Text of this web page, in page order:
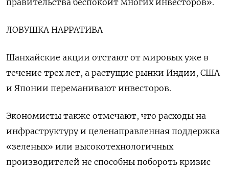
правительства беспокоит многих инвесторов».
ЛОВУШКА НАРРАТИВА
Шанхайские акции отстают от мировых уже в
течение трех лет, а растущие рынки Индии, США
и Японии переманивают инвесторов.
Экономисты также отмечают, что расходы на
инфраструктуру и целенаправленная поддержка
«зеленых» или высокотехнологичных
производителей не способны побороть кризис